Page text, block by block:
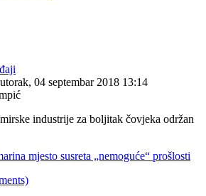
04 septembar 2018 13:14
industrije za boljitak čovjeka održan
mjesto susreta „nemoguće“ prošlosti